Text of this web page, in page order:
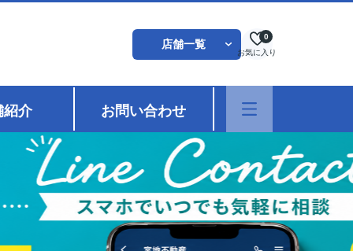
店舗一覧
お気に入り
0
紹介 お問い合わせ